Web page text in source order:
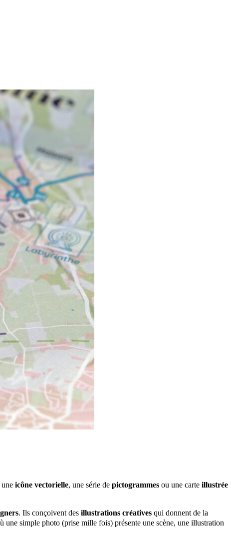
icône vectorielle, une série de pictogrammes ou une carte illustrée
. Ils conçoivent des illustrations créatives qui donnent de la
une simple photo (prise mille fois) présente une scène, une illustration